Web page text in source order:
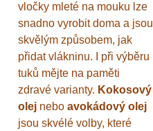
vločky mleté na mouku lze
snadno vyrobit doma a jsou
skvělým způsobem, jak
přidat vlákninu. I při výběru
tuků mějte na paměti
zdravé varianty. Kokosový
olej nebo avokádový olej
jsou skvélé volby, které